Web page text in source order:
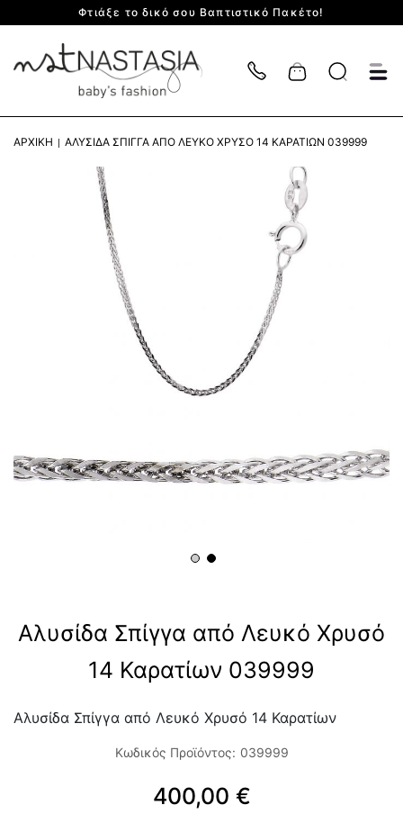
Φτιάξε το δικό σου Βαπτιστικό Πακέτο!
Cart
ΑΡΧΙΚΉ ΑΛΥΣΊΔΑ ΣΠΊΓΓΑ ΑΠΌ ΛΕΥΚΌ ΧΡΥΣΌ 14 ΚΑΡΑΤΊΩΝ 039999
Αλυσίδα Σπίγγα από Λευκό Χρυσό
14 Καρατίων 039999
Αλυσίδα Σπίγγα από Λευκό Χρυσό 14 Καρατίων
Κωδικός Προϊόντος: 039999
400,00 €